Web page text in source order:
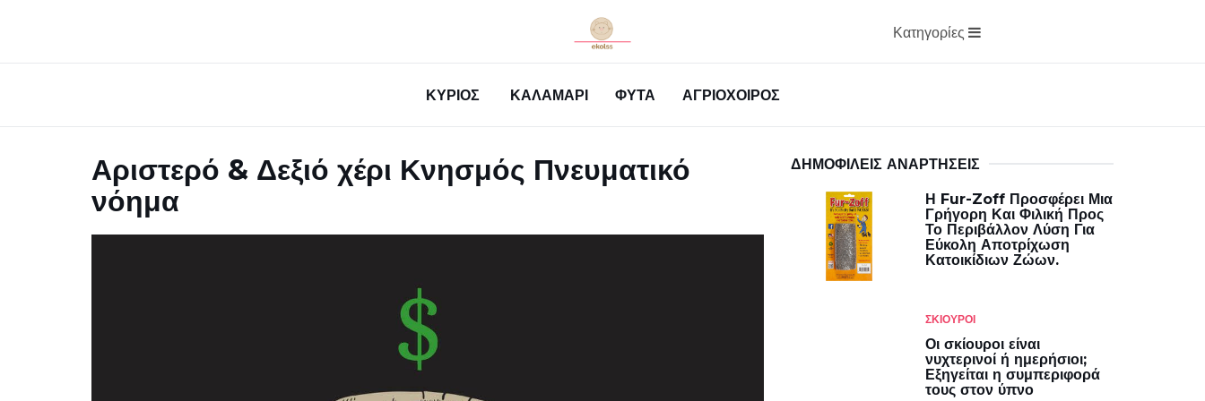
Κατηγορίες
ΚΎΡΙΟΣ ΚΑΛΑΜΆΡΙ ΦΥΤΆ ΑΓΡΙΌΧΟΙΡΟΣ
Αριστερό & Δεξιό χέρι Κνησμός Πνευματικό
νόημα
ΔΗΜΟΦΙΛΕΊΣ ΑΝΑΡΤΉΣΕΙΣ
Η Fur-Zoff Προσφέρει Μια
Γρήγορη Και Φιλική Προς
Το Περιβάλλον Λύση Για
Εύκολη Αποτρίχωση
Κατοικίδιων Ζώων.
ΣΚΊΟΥΡΟΙ
Οι σκίουροι είναι
νυχτερινοί ή ημερήσιοι;
Εξηγείται η συμπεριφορά
τους στον ύπνο